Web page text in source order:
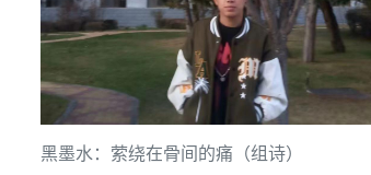
黑墨水：萦绕在骨间的痛（组诗）